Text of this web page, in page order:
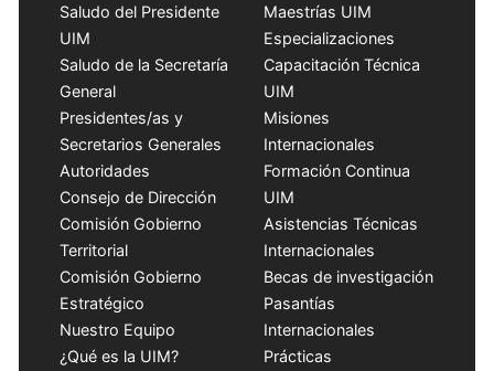
Saludo del Presidente
UIM
Saludo de la Secretaría
General
Presidentes/as y
Secretarios Generales
Autoridades
Consejo de Dirección
Comisión Gobierno
Territorial
Comisión Gobierno
Estratégico
Nuestro Equipo
¿Qué es la UIM?
Maestrías UIM
Especializaciones
Capacitación Técnica
UIM
Misiones
Internacionales
Formación Continua
UIM
Asistencias Técnicas
Internacionales
Becas de investigación
Pasantías
Internacionales
Prácticas